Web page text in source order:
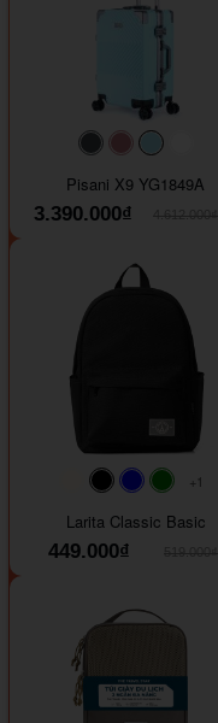
#40454a#b76e79
Pisani X9 YG1849A
3.390.000₫
#faf0e6#000000#0000FF
+1
Larita Classic Basic
449.000₫